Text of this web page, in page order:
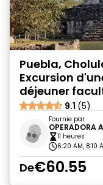
Puebla,
Excursion
déjeuner
9.1 (5)
Fournie par
OPERADORA
11 heures
6:20 AM, 8:10
De€60.55